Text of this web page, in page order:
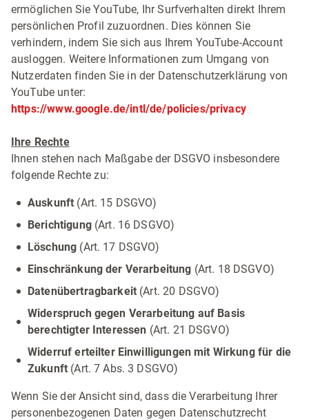
ermöglichen Sie YouTube, Ihr Surfverhalten direkt Ihrem
persönlichen Profil zuzuordnen. Dies können Sie
verhindern, indem Sie sich aus Ihrem YouTube-Account
ausloggen. Weitere Informationen zum Umgang von
Nutzerdaten finden Sie in der Datenschutzerklärung von
YouTube unter:
https://www.google.de/intl/de/policies/privacy
Ihre Rechte
Ihnen stehen nach Maßgabe der DSGVO insbesondere
folgende Rechte zu:
Auskunft (Art. 15 DSGVO)
Berichtigung(Art. 16 DSGVO)
Löschung (Art. 17 DSGVO)
Einschränkung der Verarbeitung (Art. 18 DSGVO)
Datenübertragbarkeit (Art. 20 DSGVO)
Widerspruch gegen Verarbeitung auf Basis
berechtigter Interessen (Art. 21 DSGVO)
Widerruf erteilter Einwilligungen mit Wirkung für die
Zukunft (Art. 7 Abs. 3 DSGVO)
Wenn Sie der Ansicht sind, dass die Verarbeitung Ihrer
personenbezogenen Daten gegen Datenschutzrecht